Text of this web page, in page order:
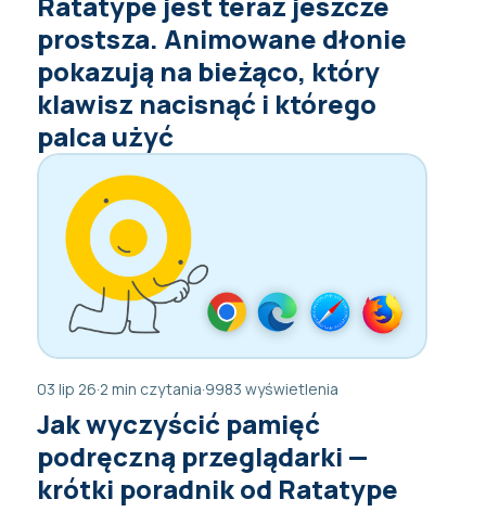
prostsza. Animowane dłonie
pokazują na bieżąco, który
klawisz nacisnąć i którego
palca użyć
03 lip 26·2 min czytania·9983 wyświetlenia
Jak wyczyścić pamięć
podręczną przeglądarki —
krótki poradnik od Ratatype